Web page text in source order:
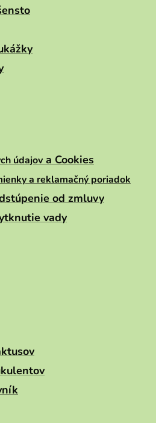
údajov a Cookies
a reklamačný poriadok
od zmluvy
vady